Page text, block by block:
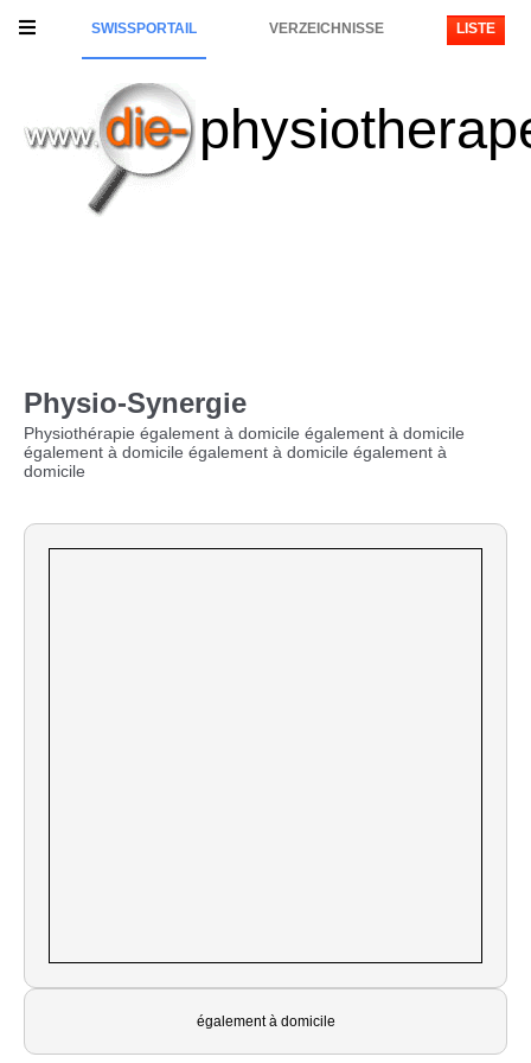
SWISSPORTAIL VERZEICHNISSE LISTE
Physio-Synergie
Physiothérapie également à domicile également à domicile
également à domicile également à domicile également à
domicile
également à domicile